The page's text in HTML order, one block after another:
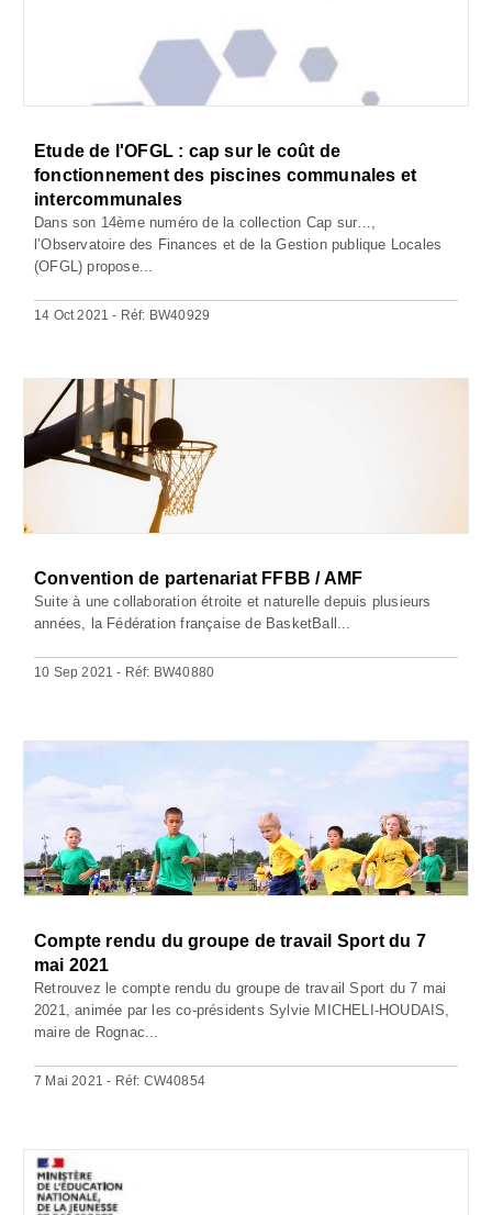
Etude de l'OFGL : cap sur le coût de
fonctionnement des piscines communales et
intercommunales
Dans son 14ème numéro de la collection Cap sur…,
l’Observatoire des Finances et de la Gestion publique Locales
(OFGL) propose...
14 Oct 2021 - Réf: BW40929
Convention de partenariat FFBB / AMF
Suite à une collaboration étroite et naturelle depuis plusieurs
années, la Fédération française de BasketBall...
10 Sep 2021 - Réf: BW40880
Compte rendu du groupe de travail Sport du 7
mai 2021
Retrouvez le compte rendu du groupe de travail Sport du 7 mai
2021, animée par les co-présidents Sylvie MICHELI-HOUDAIS,
maire de Rognac...
7 Mai 2021 - Réf: CW40854